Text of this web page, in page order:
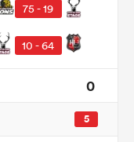
75 - 19
10 - 64
0
5